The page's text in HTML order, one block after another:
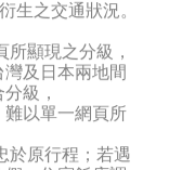
生之交通狀況。
所顯現之分級，
及日本兩地間
級，
難以單一網頁所
於原行程；若遇